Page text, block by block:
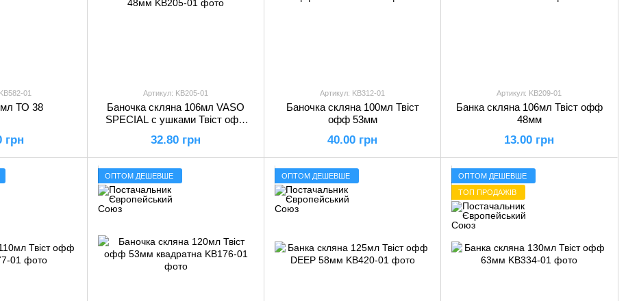
01
ТО 38
грн
Артикул: KB205-01
Баночка скляна 106мл VASO
SPECIAL с ушками Твіст офф
32.80 грн
Артикул: KB312-01
Баночка скляна 100мл Твіст
офф 53мм
40.00 грн
Артикул: KB209-01
Банка скляна 106мл Твіст офф
48мм
13.00 грн
ОПТОМ ДЕШЕВШЕ ОПТОМ ДЕШЕВШЕ
ОПТОМ ДЕШЕВШЕ
ТОП ПРОДАЖІВ